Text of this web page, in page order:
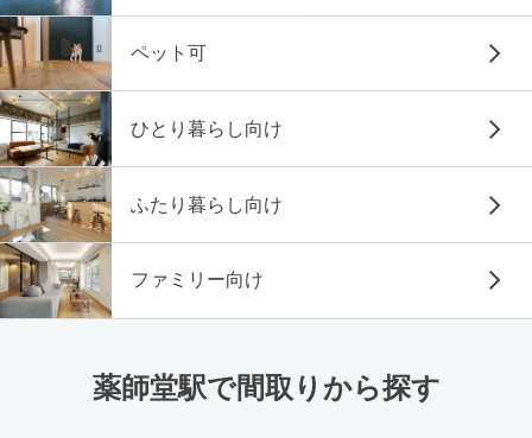
ペット可
ひとり暮らし向け
ふたり暮らし向け
ファミリー向け
薬師堂駅で間取りから探す